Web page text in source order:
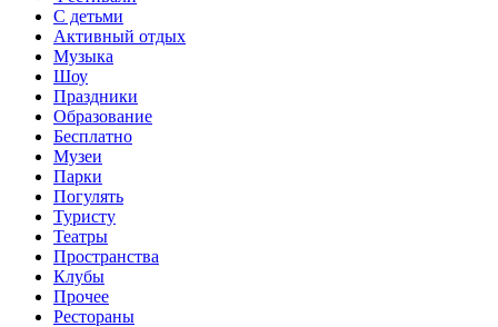
С детьми
Активный отдых
Музыка
Шоу
Праздники
Образование
Бесплатно
Музеи
Парки
Погулять
Туристу
Театры
Пространства
Клубы
Прочее
Рестораны